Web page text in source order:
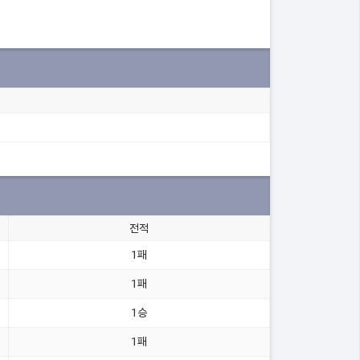
전적
1패
1패
1승
1패